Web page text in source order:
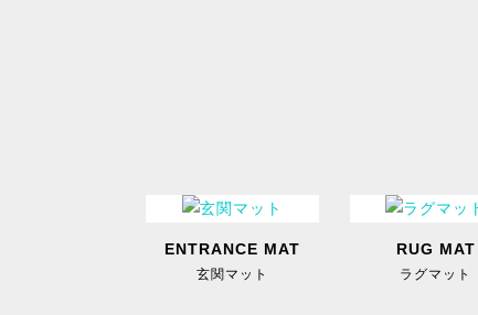
ENTRANCE MAT
玄関マット
RUG MAT
ラグマット